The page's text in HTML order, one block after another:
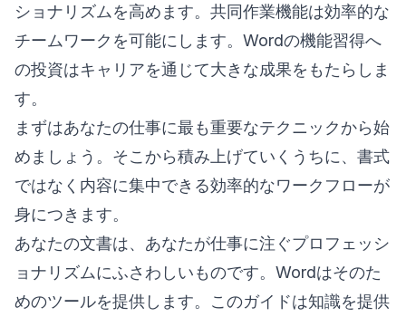
ショナリズムを高めます。共同作業機能は効率的な
チームワークを可能にします。Wordの機能習得へ
の投資はキャリアを通じて大きな成果をもたらしま
す。
まずはあなたの仕事に最も重要なテクニックから始
めましょう。そこから積み上げていくうちに、書式
ではなく内容に集中できる効率的なワークフローが
身につきます。
あなたの文書は、あなたが仕事に注ぐプロフェッシ
ョナリズムにふさわしいものです。Wordはそのた
めのツールを提供します。このガイドは知識を提供